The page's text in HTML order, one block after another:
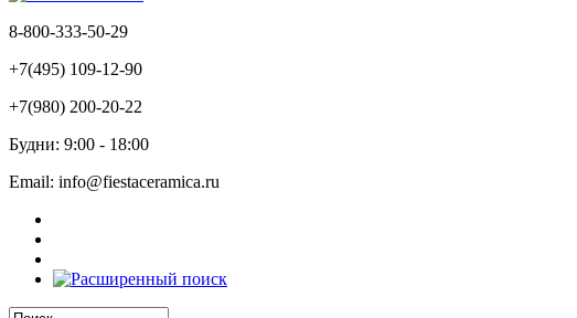
8-800-333-50-29
+7(495) 109-12-90
+7(980) 200-20-22
Будни: 9:00 - 18:00
Email: info@fiestaceramica.ru